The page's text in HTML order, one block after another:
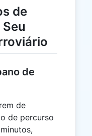
de
de
de
de percurso